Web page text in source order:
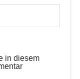
in diesem